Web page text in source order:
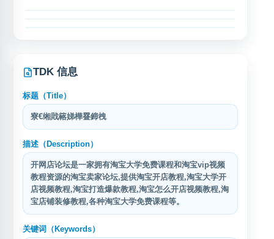
服技巧、物流管理、数据分析等主题，帮助卖家提升经营
效率。
和电商经营参考。
会主要职能包括：开展电子商务行业调研与政策建议、制
定行业规范与标准、组织业务培训与学术交流、推动企业
行业
TDK 信息
标题（Title）
寮€缃戝簵娣樺疂鍗栧
描述（Description）
开网店论坛是一家拥有淘宝大学免费课程和淘宝vip视频
教程资源的淘宝卖家论坛,提供淘宝开店教程,淘宝大学开
店视频教程,淘宝打造爆款教程,淘宝怎么开店视频教程,淘
宝店铺装修教程,各种淘宝大学免费课程等。
关键词（Keywords）